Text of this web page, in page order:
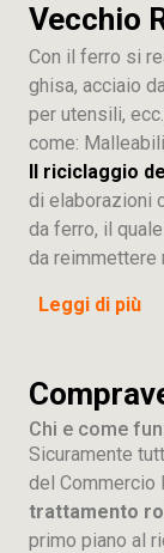
Vecchio
Con il ferro si
ghisa, acciaio
per utensili,
come:
Il riciclaggio
di elaborazioni
da ferro, il
da reimmettere
Leggi di più
Chi e come
Sicuramente
del Commercio
trattamento
primo piano al